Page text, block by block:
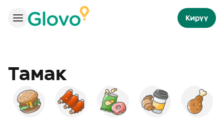
Кирүү
Тамак